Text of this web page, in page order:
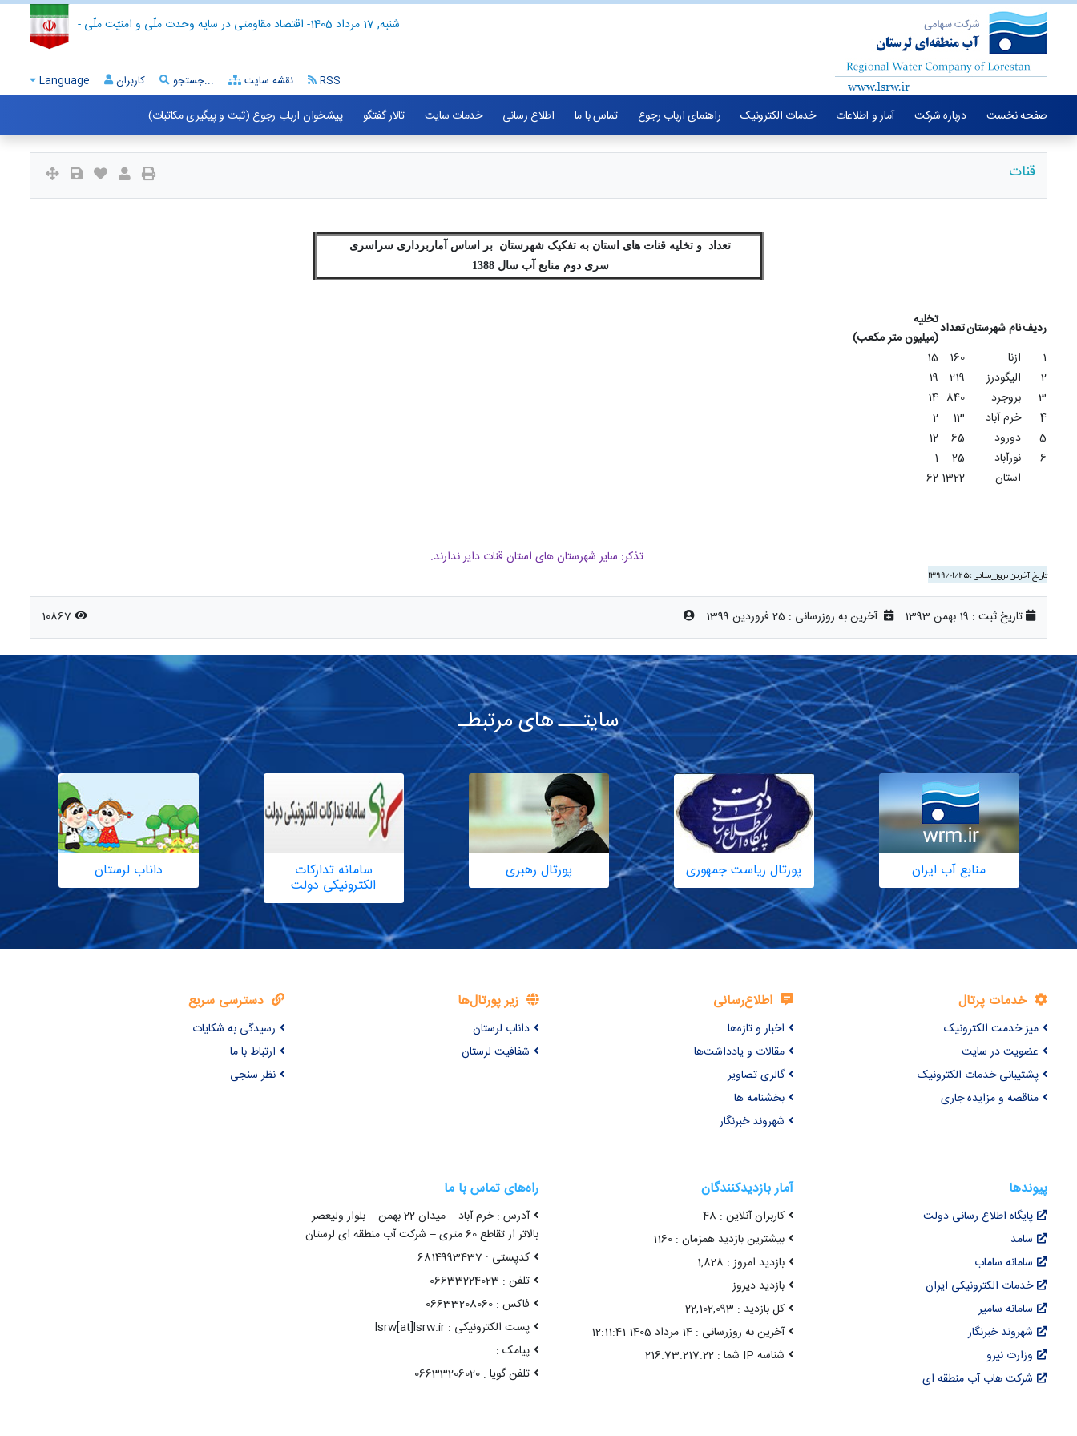
- اقتصاد مقاومتی در سایه وحدت ملّی و امنیّت ملّی - شنبه, 17 مرداد 1405
Language کاربران جستجو... نقشه سایت RSS
صفحه نخست درباره شرکت آمار و اطلاعات خدمات الکترونیک راهنمای ارباب رجوع تماس با ما اطلاع رسانی خدمات سایت تالار گفتگو پیشخوان ارباب رجوع (ثبت و پیگیری مکاتبات)
قنات
تعداد و تخلیه قنات های استان به تفکیک شهرستان بر اساس آماربرداری سراسری
سری دوم منابع آب سال 1388
ردیفنام شهرستانتعدادتخلیه
(میلیون متر مکعب)
1
ازنا 160
15
2
الیگودرز 219
19
3
بروجرد 840
14
4
خرم آباد 13
2
5
دورود 65
12
6
نورآباد 25
1
استان
1322
62
تذکر: سایر شهرستان های استان قنات دایر ندارند.
تاریخ آخرین بروزرسانی :1399/01/25
تاریخ ثبت : 19 بهمن 1393 آخرین به روزرسانی : 25 فروردین 1399 10867
سایتـــ های مرتبطـ
منابع آب ایران پورتال ریاست جمهوری پورتال رهبری سامانه تدارکات
الکترونیکی دولت
داناب لرستان
خدمات پرتال
میز خدمت الکترونیک
عضویت در سایت
پشتیبانی خدمات الکترونیک
مناقصه و مزایده جاری
اطلاع‌رسانی
اخبار و تازه‌ها
مقالات و یادداشت‌ها
گالری تصاویر
بخشنامه ها
شهروند خبرنگار
زیر پورتال‌ها
داناب لرستان
شفافیت لرستان
دسترسی سریع
رسیدگی به شکایات
ارتباط با ما
نظر سنجی
پیوندها
پایگاه اطلاع رسانی دولت
سامد
سامانه ساماب
خدمات الکترونیکی ایران
سامانه سامیر
شهروند خبرنگار
وزارت نیرو
شرکت هاب آب منطقه ای
آمار بازدیدکنندگان
کاربران آنلاین : 48
بیشترین بازدید همزمان : 1160
بازدید امروز : 1,828
بازدید دیروز :
کل بازدید : 22,102,093
آخرین به روزرسانی : 14 مرداد 1405 12:11:41
شناسه IP شما : 216.73.217.22
راه‌های تماس با ما
آدرس : خرم آباد – میدان 22 بهمن – بلوار ولیعصر –
بالاتر از تقاطع 60 متری – شرکت آب منطقه ای لرستان
کدپستی : 6814993437
تلفن : 06633224023
فاکس : 06633208060
پست الکترونیکی : lsrw[at]lsrw.ir
پیامک :
تلفن گویا : 06633206020